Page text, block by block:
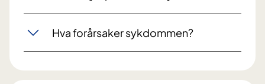
Hva forårsaker sykdommen?